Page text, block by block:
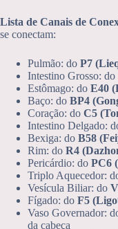
Lista de Canais de
se conectam:
Pulmão: do P7
Intestino Grosso: do
Estômago: do E40
Baço: do BP4
Coração: do C5
Intestino Delgado:
Bexiga: do B58
Rim: do R4
Pericárdio: do PC6
Triplo Aquecedor:
Vesícula Biliar: do
Fígado: do F5
Vaso Governador:
da cabeça